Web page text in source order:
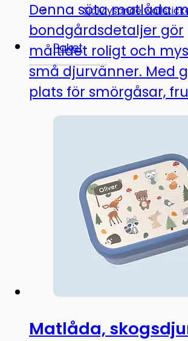
Självlysande
Paket
Denna söta matlåda
bondgårdsdetaljer gör
måltidet roligt och
små djurvänner. Med
plats för smörgåsar,
Matlåda,